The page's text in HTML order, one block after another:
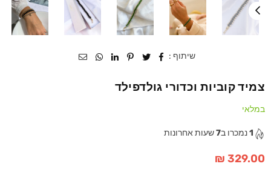
שיתוף :
צמיד קוביות וכדורי גולדפילד
במלאי
1נמכרו ב7שעות אחרונות
מחיר
329.00 ₪